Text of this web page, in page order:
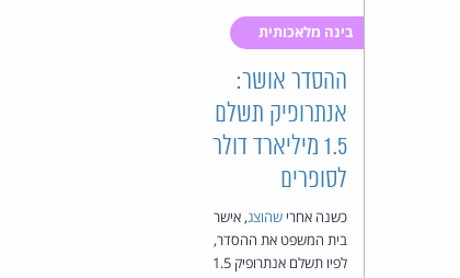
בינה מלאכותית
ההסדר אושר:
אנתרופיק תשלם
1.5 מיליארד דולר
לסופרים
כשנה אחרי שהוצג, אישר
בית המשפט את ההסדר,
לפיו תשלם אנתרופיק 1.5